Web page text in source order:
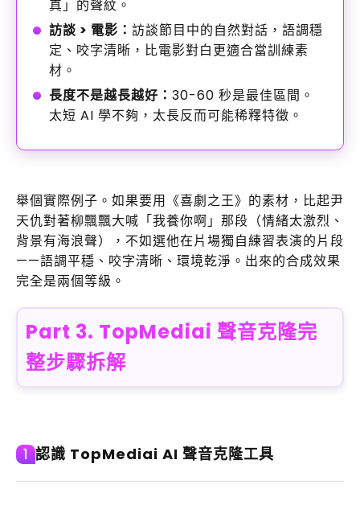
真」的聲紋。
訪談 > 電影： 訪談節目中的自然對話，語調穩
定、咬字清晰，比電影對白更適合當訓練素
材。
長度不是越長越好： 30-60 秒是最佳區間。
太短 AI 學不夠，太長反而可能稀釋特徵。
舉個實際例子。如果要用《喜劇之王》的素材，比起尹
天仇對著柳飄飄大喊「我養你啊」那段（情緒太激烈、
背景有海浪聲），不如選他在片場獨自練習表演的片段
——語調平穩、咬字清晰、環境乾淨。出來的合成效果
完全是兩個等級。
Part 3. TopMediai 聲音克隆完
整步驟拆解
1 認識 TopMediai AI 聲音克隆工具